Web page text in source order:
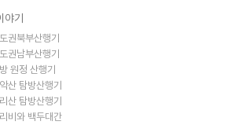
기
권북부산행기
권남부산행기
원정 산행기
산 탐방산행기
산 탐방산행기
비와 백두대간